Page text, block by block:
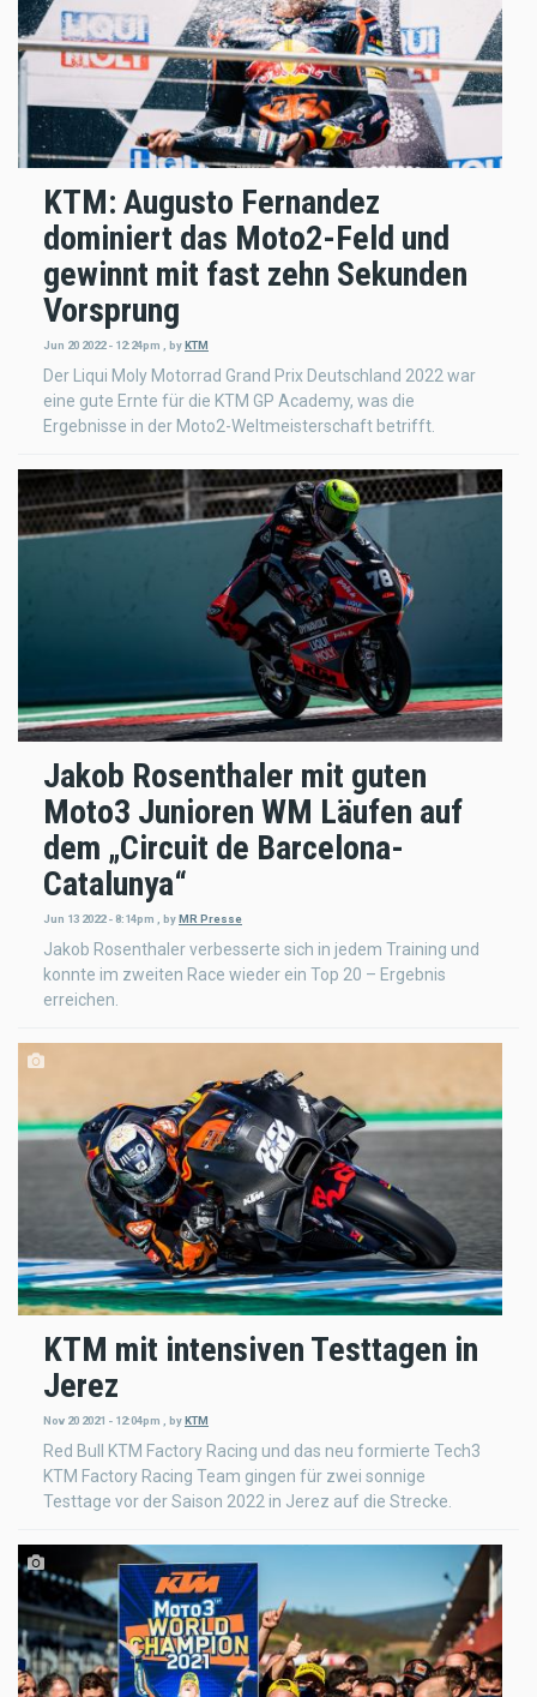
KTM: Augusto Fernandez
dominiert das Moto2-Feld und
gewinnt mit fast zehn Sekunden
Vorsprung
Jun 20 2022 - 12:24pm byKTM
Der Liqui Moly Motorrad Grand Prix Deutschland 2022 war
eine gute Ernte für die KTM GP Academy, was die
Ergebnisse in der Moto2-Weltmeisterschaft betrifft.
Jakob Rosenthaler mit guten
Moto3 Junioren WM Läufen auf
dem „Circuit de Barcelona-
Catalunya“
Jun 13 2022 - 8:14pm , byMR Presse
Jakob Rosenthaler verbesserte sich in jedem Training und
konnte im zweiten Race wieder ein Top 20 – Ergebnis
erreichen.
KTM mit intensiven Testtagen in
Jerez
Nov 20 2021 - 12:04pm , byKTM
Red Bull KTM Factory Racing und das neu formierte Tech3
KTM Factory Racing Team gingen für zwei sonnige
Testtage vor der Saison 2022 in Jerez auf die Strecke.